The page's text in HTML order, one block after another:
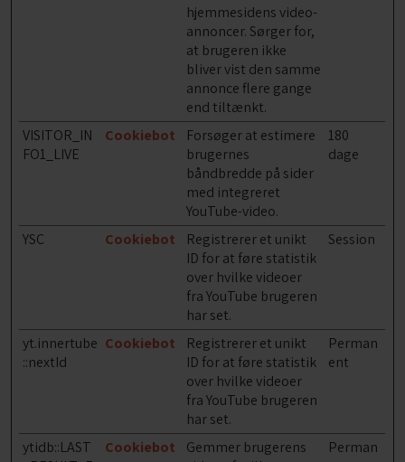
hjemmesidens video-
annoncer. Sørger for,
at brugeren ikke
bliver vist den samme
annonce flere gange
end tiltænkt.
VISITOR_IN
FO1_LIVE
Cookiebot
Forsøger at estimere
brugernes
båndbredde på sider
med integreret
YouTube-video.
180
dage
YSC Cookiebot
Registrerer et unikt
ID for at føre statistik
over hvilke videoer
fra YouTube brugeren
har set.
Session
yt.innertube
::nextId
Cookiebot
Registrerer et unikt
ID for at føre statistik
over hvilke videoer
fra YouTube brugeren
har set.
Perman
ent
ytidb::LAST
Cookiebot
Gemmer brugerens
Perman